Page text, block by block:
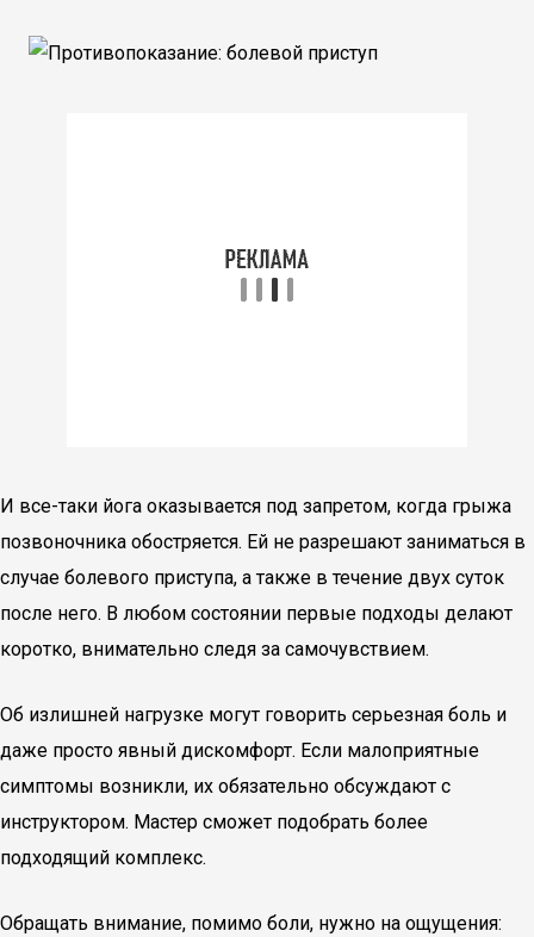
И все-таки йога оказывается под запретом, когда грыжа
позвоночника обостряется. Ей не разрешают заниматься в
случае болевого приступа, а также в течение двух суток
после него. В любом состоянии первые подходы делают
коротко, внимательно следя за самочувствием.
Об излишней нагрузке могут говорить серьезная боль и
даже просто явный дискомфорт. Если малоприятные
симптомы возникли, их обязательно обсуждают с
инструктором. Мастер сможет подобрать более
подходящий комплекс.
Обращать внимание, помимо боли, нужно на ощущения: